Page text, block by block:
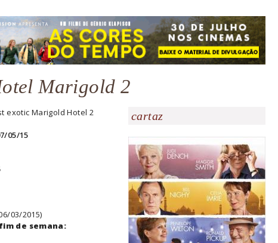
Marigold 2
exotic Marigold Hotel 2
05/15
03/2015)
de semana:
cartaz